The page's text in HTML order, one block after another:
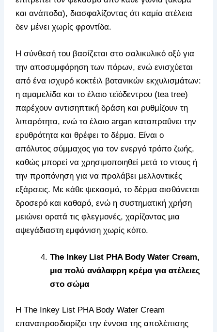
και ανάποδα), διασφαλίζοντας ότι καμία ατέλεια
δεν μένει χωρίς φροντίδα.
Η σύνθεσή του βασίζεται στο σαλικυλικό οξύ για
την αποσυμφόρηση των πόρων, ενώ ενισχύεται
από ένα ισχυρό κοκτέιλ βοτανικών εκχυλισμάτων:
η αμαμελίδα και το έλαιο τεϊόδεντρου (tea tree)
παρέχουν αντισηπτική δράση και ρυθμίζουν τη
λιπαρότητα, ενώ το έλαιο argan καταπραΰνει την
ερυθρότητα και θρέφει το δέρμα. Είναι ο
απόλυτος σύμμαχος για τον ενεργό τρόπο ζωής,
καθώς μπορεί να χρησιμοποιηθεί μετά το ντους ή
την προπόνηση για να προλάβει μελλοντικές
εξάρσεις. Με κάθε ψεκασμό, το δέρμα αισθάνεται
δροσερό και καθαρό, ενώ η συστηματική χρήση
μειώνει ορατά τις φλεγμονές, χαρίζοντας μια
αψεγάδιαστη εμφάνιση χωρίς κόπο.
The Inkey List PHA Body Water Cream,
μια πολύ ανάλαφρη κρέμα για ατέλειες
στο σώμα
Η The Inkey List PHA Body Water Cream
επαναπροσδιορίζει την έννοια της απολέπισης